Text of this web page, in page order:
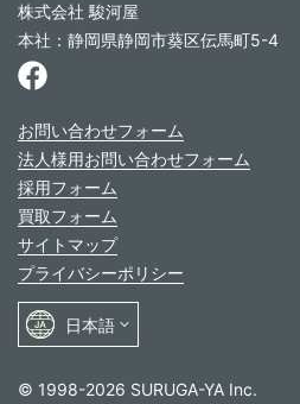
株式会社 駿河屋
本社：静岡県静岡市葵区伝馬町5-4
お問い合わせフォーム
法人様用お問い合わせフォーム
採用フォーム
買取フォーム
サイトマップ
プライバシーポリシー
© 1998-2026 SURUGA-YA Inc.